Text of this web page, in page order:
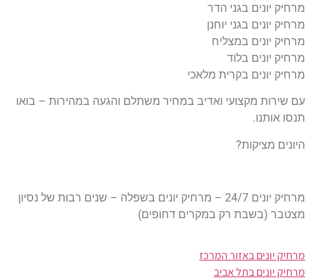
מרחיק יונים בגני הדר
מרחיק יונים בגני יוחנן
מרחיק יונים במצליח
מרחיק יונים בלוד
מרחיק יונים בקרית מלאכי
עם שירות מקצועי ואדיב במחיר משתלם והגעה במהירות – בואו
תנסו אותנו.
היונים מציקות?
מרחיק יונים 24/7 – מרחיק יונים בשפלה – שנים רבות של נסיון
מצטבר (בשבת רק במקרים דחופים)
מרחיק יונים באזור המרכז
מרחיק יונים בתל אביב